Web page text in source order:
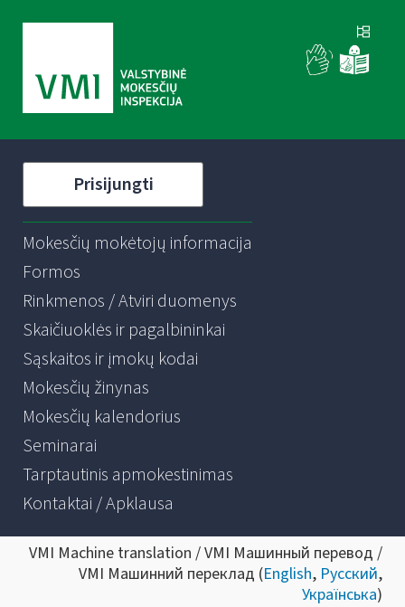
Prisijungti
Mokesčių mokėtojų informacija
Formos
Rinkmenos / Atviri duomenys
Skaičiuoklės ir pagalbininkai
Sąskaitos ir įmokų kodai
Mokesčių žinynas
Mokesčių kalendorius
Seminarai
Tarptautinis apmokestinimas
Kontaktai / Apklausa
VMI Machine translation / VMI Машинный перевод /
VMI Машинний переклад (English, Русский,
Українська)